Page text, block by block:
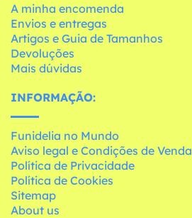
A minha encomenda
Envios e entregas
Artigos e Guia de Tamanhos
Devoluções
Mais dúvidas
INFORMAÇÃO:
Funidelia no Mundo
Aviso legal e Condições de Venda
Política de Privacidade
Política de Cookies
Sitemap
About us